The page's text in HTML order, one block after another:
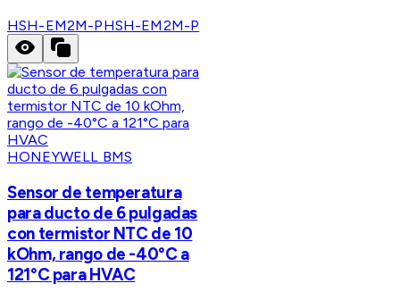
HSH-EM2M-PHSH-EM2M-P
HONEYWELL BMS
Sensor de temperatura
para ducto de 6 pulgadas
con termistor NTC de 10
kOhm, rango de -40°C a
121°C para HVAC